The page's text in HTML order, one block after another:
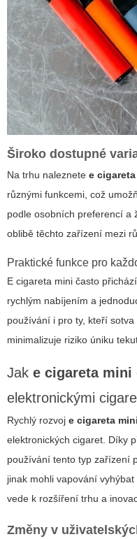
Široko dostupné
Na trhu naleznete e
různými funkcemi, což
podle osobních preferencí a
oblibě těchto zařízení mezi
Praktické funkce pro
E cigareta mini často
rychlým nabíjením a
používání i pro ty, kteří
minimalizuje riziko úniku
Jak e cigareta mini
elektronickými
Rychlý rozvoj e cigareta mini
elektronických cigaret. Díky
používání tento typ zařízení
jinak mohli vapování
vede k rozšíření trhu a
Změny v